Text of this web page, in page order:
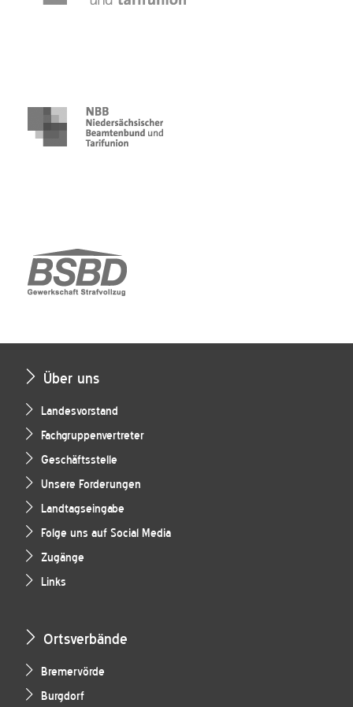
Über uns
Landesvorstand
Fachgruppenvertreter
Geschäftsstelle
Unsere Forderungen
Landtagseingabe
Folge uns auf Social Media
Zugänge
Links
Ortsverbände
Bremervörde
Burgdorf